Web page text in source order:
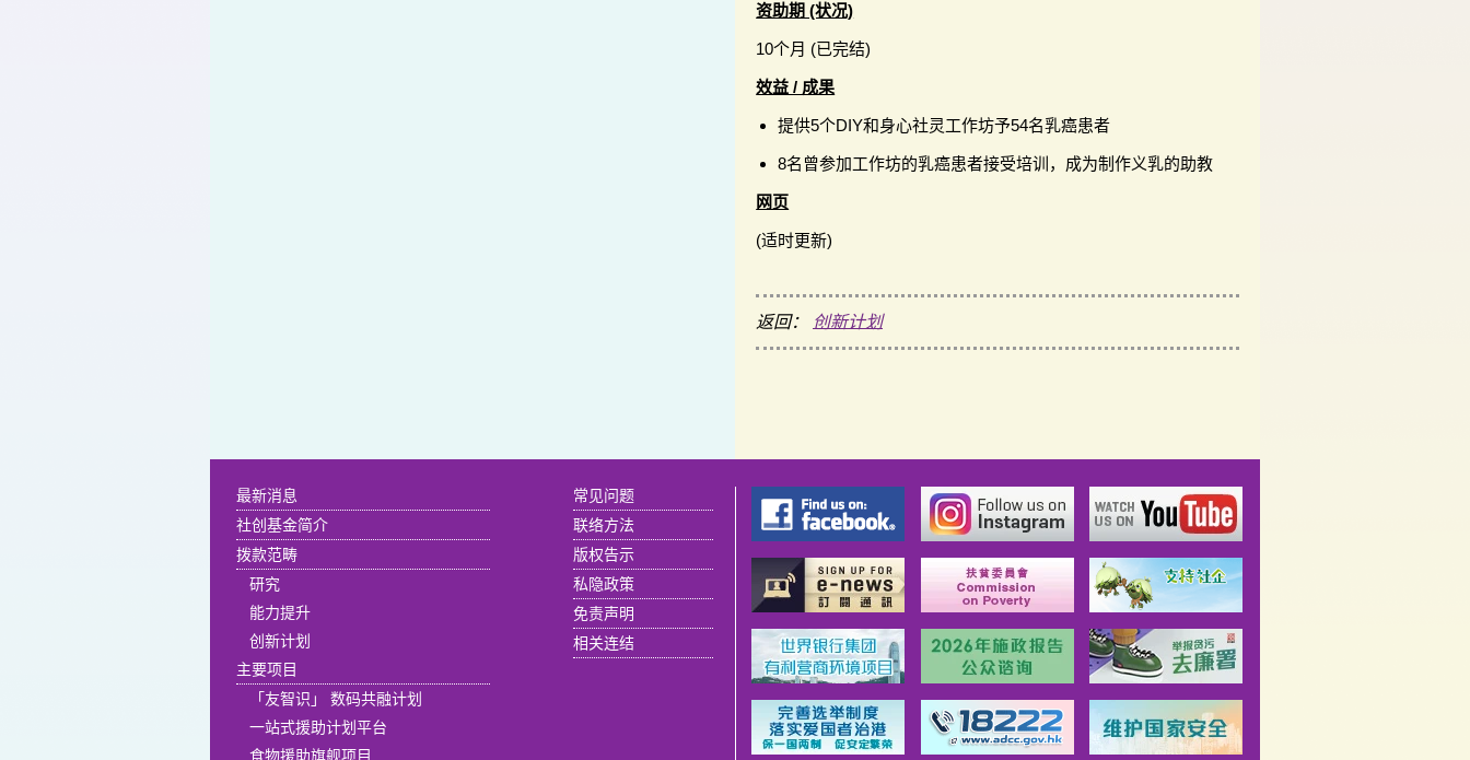
资助期 (状况)
10个月 (已完结)
效益 / 成果
提供5个DIY和身心社灵工作坊予54名乳癌患者
8名曾参加工作坊的乳癌患者接受培训，成为制作义乳的助教
网页
(适时更新)
返回： 创新计划
最新消息
社创基金简介
拨款范畴
研究
能力提升
创新计划
主要项目
「友智识」 数码共融计划
一站式援助计划平台
食物援助旗舰项目
常见问题
联络方法
版权告示
私隐政策
免责声明
相关连结